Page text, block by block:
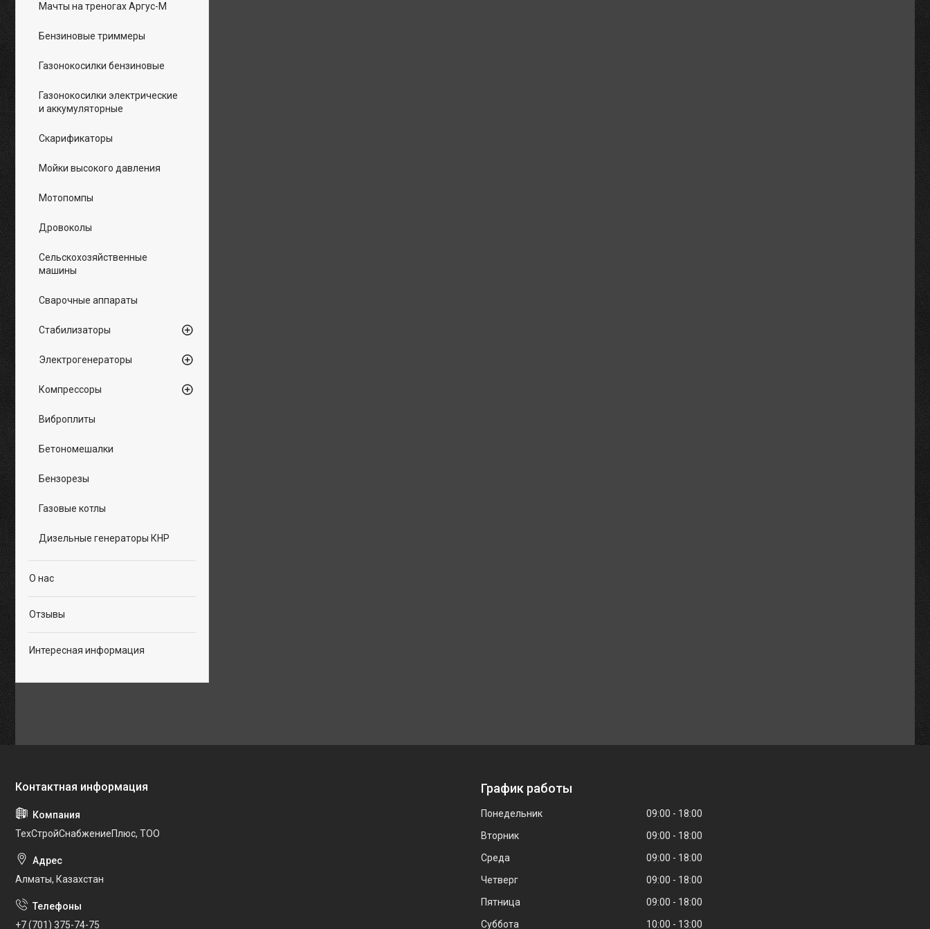
Мачты на треногах Аргус-М
Бензиновые триммеры
Газонокосилки бензиновые
Газонокосилки электрические
и аккумуляторные
Скарификаторы
Мойки высокого давления
Мотопомпы
Дровоколы
Сельскохозяйственные
машины
Сварочные аппараты
Стабилизаторы
Электрогенераторы
Компрессоры
Виброплиты
Бетономешалки
Бензорезы
Газовые котлы
Дизельные генераторы КНР
О нас
Отзывы
Интересная информация
ТехСтройСнабжениеПлюс, ТОО
Алматы, Казахстан
+7 (701) 375-74-75
График работы
Понедельник 09:00
18:00
Вторник
09:00
18:00
Среда
09:00
18:00
Четверг
09:00
18:00
Пятница
09:00
18:00
Суббота
10:00 13:00